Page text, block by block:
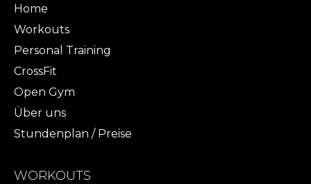
Home
Workouts
Personal Training
CrossFit
Open Gym
Über uns
Stundenplan / Preise
WORKOUTS